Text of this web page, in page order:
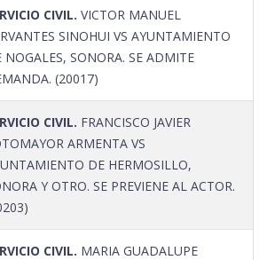
CIVIL. VICTOR MANUEL
SINOHUI VS AYUNTAMIENTO
NOGALES, SONORA. SE ADMITE
(20017)
CIVIL. FRANCISCO JAVIER
ARMENTA VS
DE HERMOSILLO,
Y OTRO. SE PREVIENE AL ACTOR.
CIVIL. MARIA GUADALUPE